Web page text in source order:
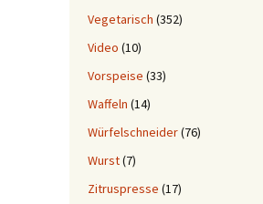
Vegetarisch (352)
Video (10)
Vorspeise (33)
Waffeln (14)
Würfelschneider(76)
Wurst(7)
Zitruspresse (17)